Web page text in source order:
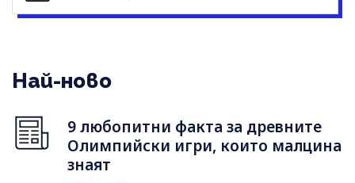
Най-ново
9 любопитни факта за древните
Олимпийски игри, които малцина
знаят